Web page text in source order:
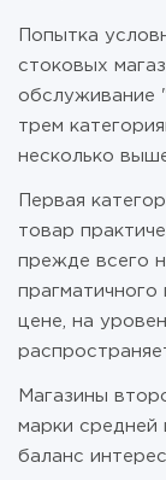
Попытка
стоковых
обслуживание
трем
несколько
Первая
товар
прежде всего
цене, на
Магазины
марки средней
баланс